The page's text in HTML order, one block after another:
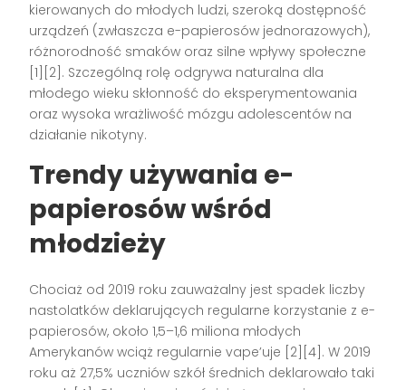
kierowanych do młodych ludzi, szeroką dostępność
urządzeń (zwłaszcza e-papierosów jednorazowych),
różnorodność smaków oraz silne wpływy społeczne
[1][2] . Szczególną rolę odgrywa naturalna dla
młodego wieku skłonność do eksperymentowania
oraz wysoka wrażliwość mózgu adolescentów na
działanie nikotyny.
Trendy używania e-
papierosów wśród
młodzieży
Chociaż od 2019 roku zauważalny jest spadek liczby
nastolatków deklarujących regularne korzystanie z e-
papierosów, około 1,5–1,6 miliona młodych
Amerykanów wciąż regularnie vape’uje [2][4] . W 2019
roku aż 27,5% uczniów szkół średnich deklarowało taki